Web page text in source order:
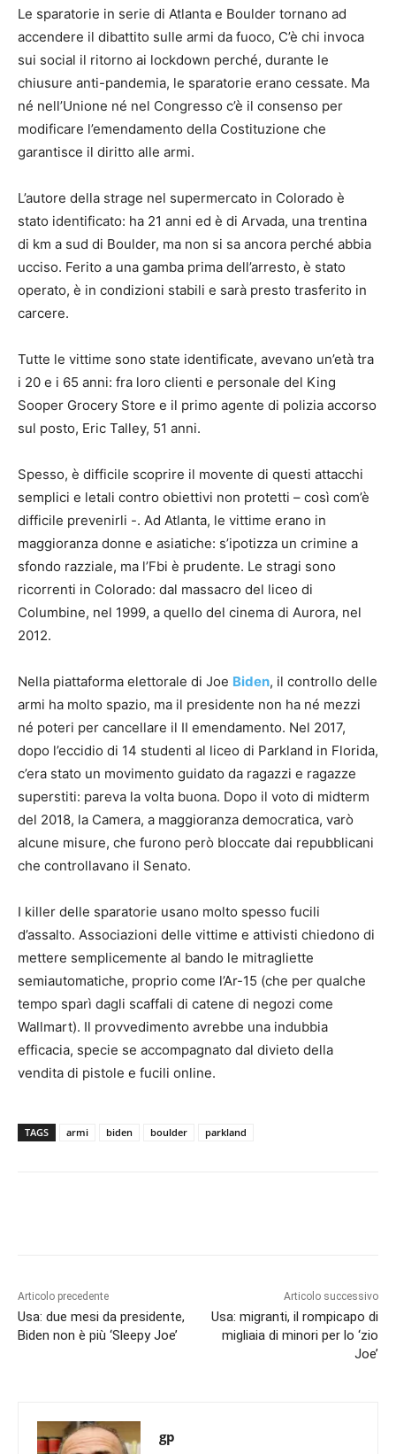
Le sparatorie in serie di Atlanta e Boulder tornano ad
accendere il dibattito sulle armi da fuoco, C’è chi invoca
sui social il ritorno ai lockdown perché, durante le
chiusure anti-pandemia, le sparatorie erano cessate. Ma
né nell’Unione né nel Congresso c’è il consenso per
modificare l’emendamento della Costituzione che
garantisce il diritto alle armi.
L’autore della strage nel supermercato in Colorado è
stato identificato: ha 21 anni ed è di Arvada, una trentina
di km a sud di Boulder, ma non si sa ancora perché abbia
ucciso. Ferito a una gamba prima dell’arresto, è stato
operato, è in condizioni stabili e sarà presto trasferito in
carcere.
Tutte le vittime sono state identificate, avevano un’età tra
i 20 e i 65 anni: fra loro clienti e personale del King
Sooper Grocery Store e il primo agente di polizia accorso
sul posto, Eric Talley, 51 anni.
Spesso, è difficile scoprire il movente di questi attacchi
semplici e letali contro obiettivi non protetti – così com’è
difficile prevenirli -. Ad Atlanta, le vittime erano in
maggioranza donne e asiatiche: s’ipotizza un crimine a
sfondo razziale, ma l’Fbi è prudente. Le stragi sono
ricorrenti in Colorado: dal massacro del liceo di
Columbine, nel 1999, a quello del cinema di Aurora, nel
2012.
Nella piattaforma elettorale di Joe Biden, il controllo delle
armi ha molto spazio, ma il presidente non ha né mezzi
né poteri per cancellare il II emendamento. Nel 2017,
dopo l’eccidio di 14 studenti al liceo di Parkland in Florida,
c’era stato un movimento guidato da ragazzi e ragazze
superstiti: pareva la volta buona. Dopo il voto di midterm
del 2018, la Camera, a maggioranza democratica, varò
alcune misure, che furono però bloccate dai repubblicani
che controllavano il Senato.
I killer delle sparatorie usano molto spesso fucili
d’assalto. Associazioni delle vittime e attivisti chiedono di
mettere semplicemente al bando le mitragliette
semiautomatiche, proprio come l’Ar-15 (che per qualche
tempo sparì dagli scaffali di catene di negozi come
Wallmart). Il provvedimento avrebbe una indubbia
efficacia, specie se accompagnato dal divieto della
vendita di pistole e fucili online.
TAGS armi biden boulder parkland
Articolo precedente
Usa: due mesi da presidente,
Biden non è più ‘Sleepy Joe’
Articolo successivo
Usa: migranti, il rompicapo di
migliaia di minori per lo ‘zio
Joe’
gp